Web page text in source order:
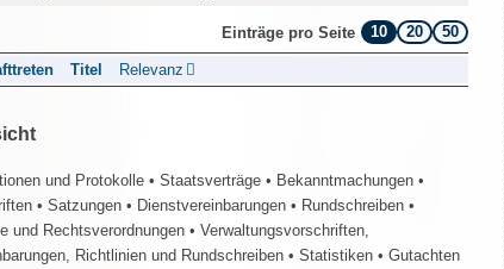
Einträge pro Seite 10 20 50
Titel Relevanz
und Protokolle • Staatsverträge • Bekanntmachungen •
• Satzungen • Dienstvereinbarungen • Rundschreiben •
und Rechtsverordnungen • Verwaltungsvorschriften,
Richtlinien und Rundschreiben • Statistiken • Gutachten